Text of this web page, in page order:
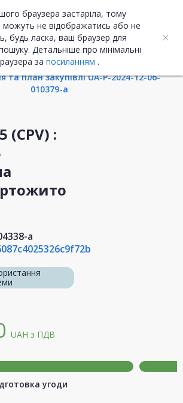
браузера застаріла, тому
можуть не відображатись або не
будь ласка, ваш браузер для
Детальніше про мінімальні
за посиланням .
UA ENG
про закупівлю
та план закупівлі UA-P-2024-12-06-
010379-a
(CPV) :
a
UAH з ПДВ
угоди